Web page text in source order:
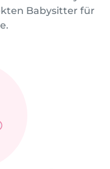
Babysitter für